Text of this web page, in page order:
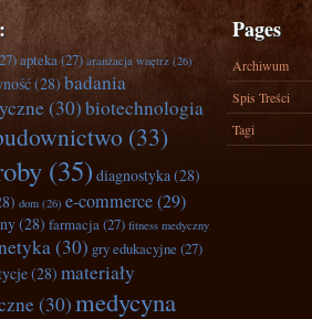
apteka(27) aranżacja wnętrz (26)
(28) badania
(30)biotechnologia
(33)
(35) diagnostyka(28)
dom (26) e-commerce(29)
(28) farmacja(27) fitness medyczny
(30) gry edukacyjne (27)
(28) materiały
(30)medycyna
Pages
Archiwum
Spis Treści
Tagi